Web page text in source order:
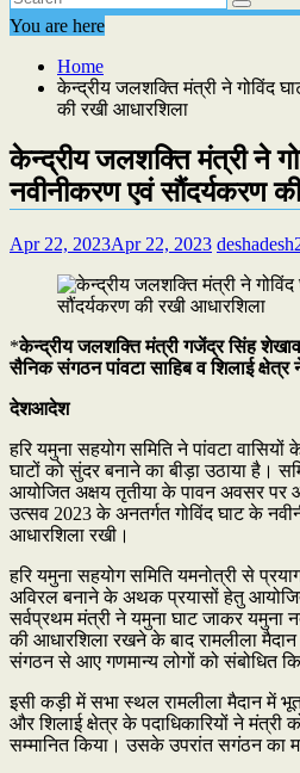
You are here
Home
केन्द्रीय जलशक्ति मंत्री ने गोविंद
की रखी आधारशिला
केन्द्रीय जलशक्ति मंत्री ने
नवीनीकरण एवं सौंदर्यकरण
Apr 22, 2023Apr 22, 2023
*केन्द्रीय जलशक्ति मंत्री गजेंद्र सिंह
सैनिक संगठन पांवटा साहिब व शिलाई क्षेत्र
देशआदेश
हरि यमुना सहयोग समिति ने पांवटा
घाटों को सुंदर बनाने का बीड़ा उठाया है।
आयोजित अक्षय तृतीया के पावन अवसर
उत्सव 2023 के अनतर्गत गोविंद घाट के
आधारशिला रखी।
हरि यमुना सहयोग समिति यमनोत्री से
अविरल बनाने के अथक प्रयासों हेतु
सर्वप्रथम मंत्री ने यमुना घाट जाकर यमुना
की आधारशिला रखने के बाद रामलीला
संगठन से आए गणमान्य लोगों को संबोधित
इसी कड़ी में सभा स्थल रामलीला मैदान में
और शिलाई क्षेत्र के पदाधिकारियों ने मंत्री
सम्मानित किया। उसके उपरांत सगंठन का